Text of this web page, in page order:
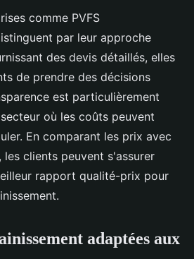
comme PVFS
par leur approche
des devis détaillés, elles
de prendre des décisions
est particulièrement
où les coûts peuvent
En comparant les prix avec
clients peuvent s'assurer
rapport qualité-prix pour
adaptées aux